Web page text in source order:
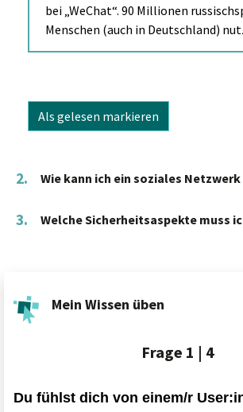
bei „WeChat“. 90 Millionen
Menschen (auch in Deutschland)
Als gelesen markieren
2. Wie kann ich ein soziales
3. Welche Sicherheitsaspekte muss
Mein Wissen üben
Frage 1 | 4